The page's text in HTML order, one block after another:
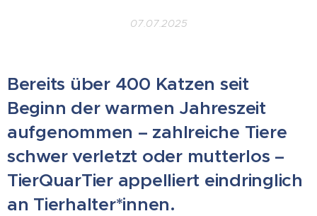
07.07.2025
Bereits über 400 Katzen seit
Beginn der warmen Jahreszeit
aufgenommen – zahlreiche Tiere
schwer verletzt oder mutterlos –
TierQuarTier appelliert eindringlich
an Tierhalter*innen.